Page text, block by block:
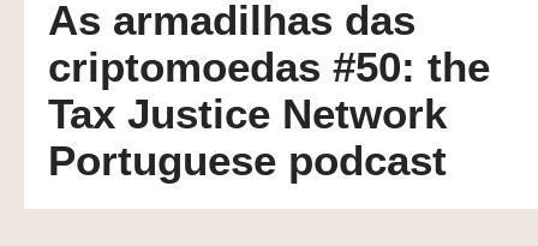
As armadilhas das
criptomoedas #50: the
Tax Justice Network
Portuguese podcast